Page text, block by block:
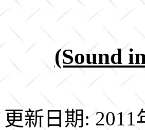
(Sound
更新日期: 2011